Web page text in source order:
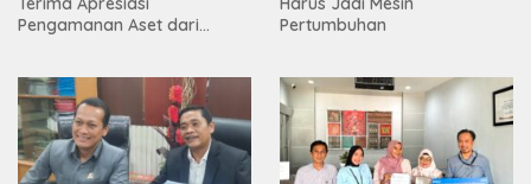
Pengamanan Aset dari
Pertumbuhan